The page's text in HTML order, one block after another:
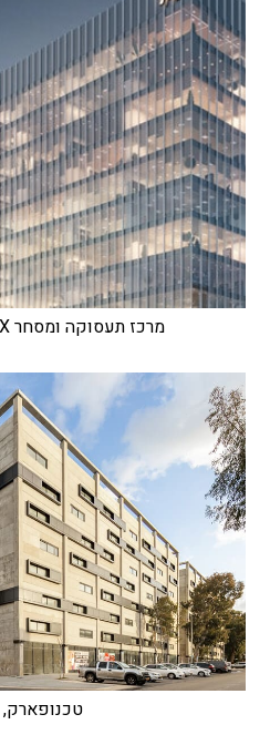
מרכז תעסוקה ומסחר ONYX, צומת סביון
טכנופארק,